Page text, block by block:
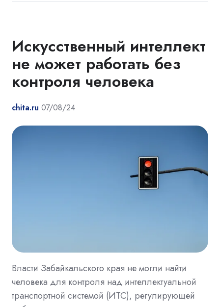
Искусственный интеллект
не может работать без
контроля человека
chita.ru 07/08/24
Власти Забайкальского края не могли найти
человека для контроля над интеллектуальной
транспортной системой (ИТС), регулирующей